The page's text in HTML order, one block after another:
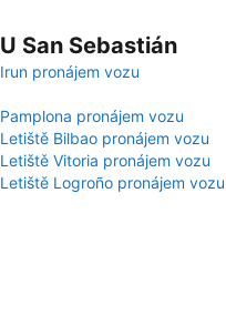
U San Sebastián
Irun pronájem vozu
Pamplona pronájem vozu
Letiště Bilbao pronájem vozu
Letiště Vitoria pronájem vozu
Letiště Logroño pronájem vozu